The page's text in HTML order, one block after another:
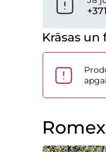
Krāsas un
Romex